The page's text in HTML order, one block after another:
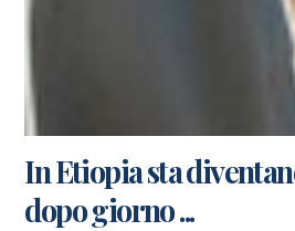
In Etiopia sta
dopo giorno ...